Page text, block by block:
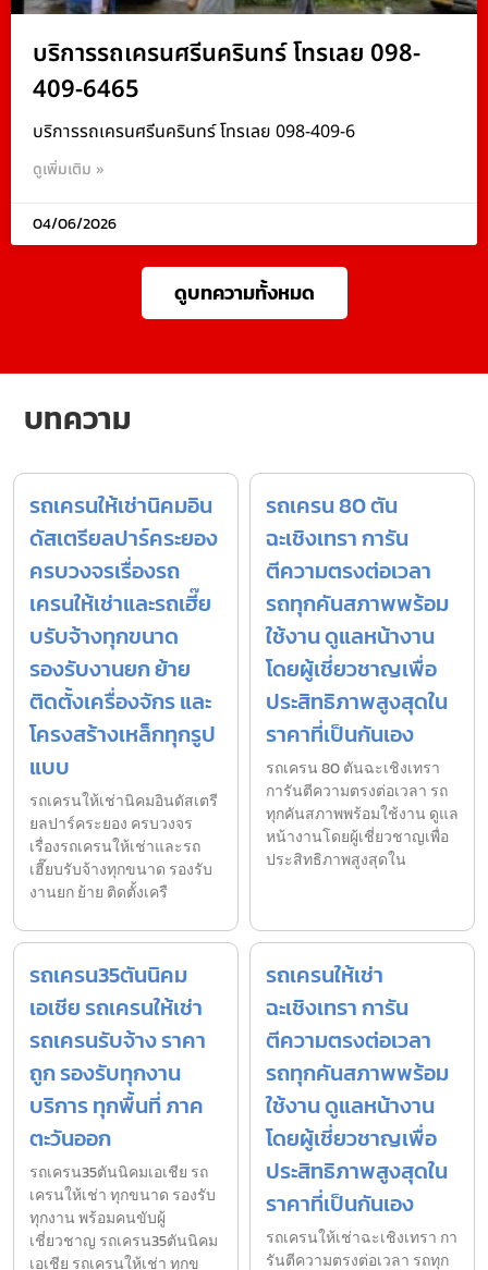
บริการรถเครนศรีนครินทร์ โทรเลย 098-
409-6465
บริการรถเครนศรีนครินทร์ โทรเลย 098-409-6
ดูเพิ่มเติม »
04/06/2026
ดูบทความทั้งหมด
บทความ
รถเครนให้เช่านิคมอิน
ดัสเตรียลปาร์คระยอง
ครบวงจรเรื่องรถ
เครนให้เช่าและรถเฮี๊ย
บรับจ้างทุกขนาด
รองรับงานยก ย้าย
ติดตั้งเครื่องจักร และ
โครงสร้างเหล็กทุกรูป
แบบ
รถเครนให้เช่านิคมอินดัสเตรี
ยลปาร์คระยอง ครบวงจร
เรื่องรถเครนให้เช่าและรถ
เฮี๊ยบรับจ้างทุกขนาด รองรับ
งานยก ย้าย ติดตั้งเครื
รถเครน 80 ตัน
ฉะเชิงเทรา การัน
ตีความตรงต่อเวลา
รถทุกคันสภาพพร้อม
ใช้งาน ดูแลหน้างาน
โดยผู้เชี่ยวชาญเพื่อ
ประสิทธิภาพสูงสุดใน
ราคาที่เป็นกันเอง
รถเครน 80 ตันฉะเชิงเทรา
การันตีความตรงต่อเวลา รถ
ทุกคันสภาพพร้อมใช้งาน ดูแล
หน้างานโดยผู้เชี่ยวชาญเพื่อ
ประสิทธิภาพสูงสุดใน
รถเครน35ตันนิคม
เอเชีย รถเครนให้เช่า
รถเครนรับจ้าง ราคา
ถูก รองรับทุกงาน
บริการ ทุกพื้นที่ ภาค
ตะวันออก
รถเครน35ตันนิคมเอเชีย รถ
เครนให้เช่า ทุกขนาด รองรับ
ทุกงาน พร้อมคนขับผู้
เชี่ยวชาญ รถเครน35ตันนิคม
เอเชีย รถเครนให้เช่า ทุกข
รถเครนให้เช่า
ฉะเชิงเทรา การัน
ตีความตรงต่อเวลา
รถทุกคันสภาพพร้อม
ใช้งาน ดูแลหน้างาน
โดยผู้เชี่ยวชาญเพื่อ
ประสิทธิภาพสูงสุดใน
ราคาที่เป็นกันเอง
รถเครนให้เช่าฉะเชิงเทรา กา
รันตีความตรงต่อเวลา รถทุก